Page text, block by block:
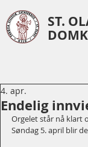
ST.
Endelig
4. apr.
Orgelet står nå klart
Søndag 5. april blir